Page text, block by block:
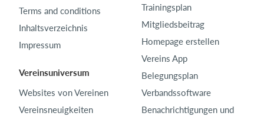
Terms and conditions
Inhaltsverzeichnis
Impressum
Vereinsuniversum
Websites von Vereinen
Vereinsneuigkeiten
Trainingsplan
Mitgliedsbeitrag
Homepage erstellen
Vereins App
Belegungsplan
Verbandssoftware
Benachrichtigungen und